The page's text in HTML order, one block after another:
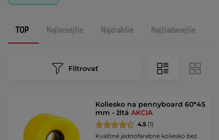
TOP Najlacnejšie Najdrahšie Najžiadanejšie
Filtrovať
Koliesko na pennyboard 60*45
mm - žltáAKCIA
4.5 (1)
Kvalitné jednofarebné koliesko bez